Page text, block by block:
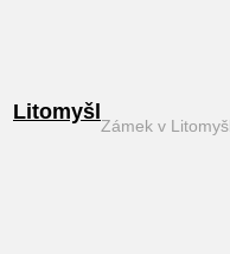
Litomyšl
Zámek v